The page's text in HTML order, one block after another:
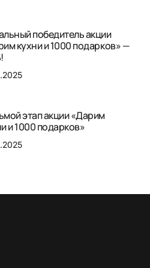
победитель акции
кухни и 1000 подарков» —
этап акции «Дарим
и 1000 подарков»